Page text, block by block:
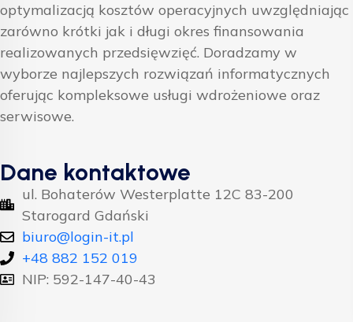
optymalizacją kosztów operacyjnych uwzględniając
zarówno krótki jak i długi okres finansowania
realizowanych przedsięwzięć. Doradzamy w
wyborze najlepszych rozwiązań informatycznych
oferując kompleksowe usługi wdrożeniowe oraz
serwisowe.
Dane kontaktowe
ul. Bohaterów Westerplatte 12C 83-200
Starogard Gdański
biuro@login-it.pl
+48 882 152 019
NIP: 592-147-40-43